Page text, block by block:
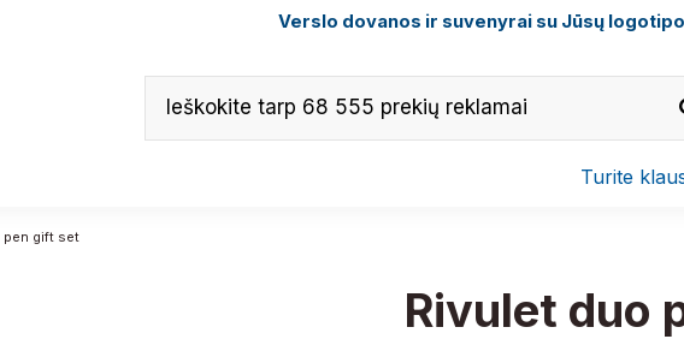
Verslo dovanos ir suvenyrai su Jūsų
Turite
pen gift set
Rivulet duo